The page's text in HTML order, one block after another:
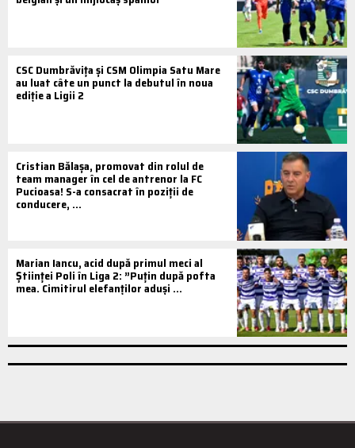
CSC Dumbrăvița și CSM Olimpia Satu Mare
au luat câte un punct la debutul în noua
ediție a Ligii 2
Cristian Bălașa, promovat din rolul de
team manager în cel de antrenor la FC
Pucioasa! S-a consacrat în poziții de
conducere, ...
Marian Iancu, acid după primul meci al
Științei Poli în Liga 2: ”Puțin după pofta
mea. Cimitirul elefanților aduși ...